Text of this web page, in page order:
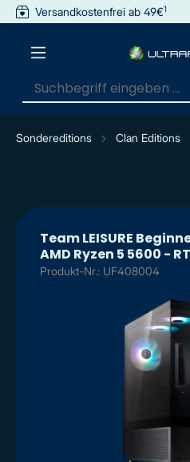
springen
Versandkostenfrei ab 49€1
Sondereditions Clan Editions
Team LEISURE
AMD Ryzen 5 5600 -
Produkt-Nr.: UF408004